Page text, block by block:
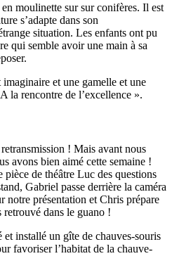
moulinette sur sur conifères. Il est
s’adapte dans son
situation. Les enfants ont pu
qui semble avoir une main à sa
et une gamelle et une
la rencontre de l’excellence ».
! Mais avant nous
avons bien aimé cette semaine !
de théâtre Luc des questions
Gabriel passe derrière la caméra
notre présentation et Chris prépare
retrouvé dans le guano !
installé un gîte de chauves-souris
favoriser l’habitat de la chauve-